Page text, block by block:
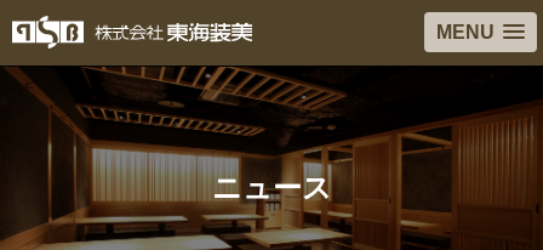
MENU
ニュース